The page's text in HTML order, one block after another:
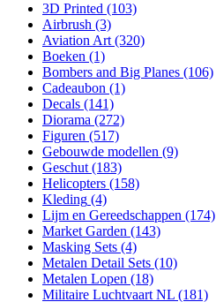
3D Printed (103)
Airbrush (3)
Aviation Art (320)
Boeken (1)
Bombers and Big Planes (106)
Cadeaubon (1)
Decals (141)
Diorama (272)
Figuren (517)
Gebouwde modellen (9)
Geschut (183)
Helicopters (158)
Kleding (4)
Lijm en Gereedschappen (174)
Market Garden (143)
Masking Sets (4)
Metalen Detail Sets (10)
Metalen Lopen (18)
Militaire Luchtvaart NL (181)